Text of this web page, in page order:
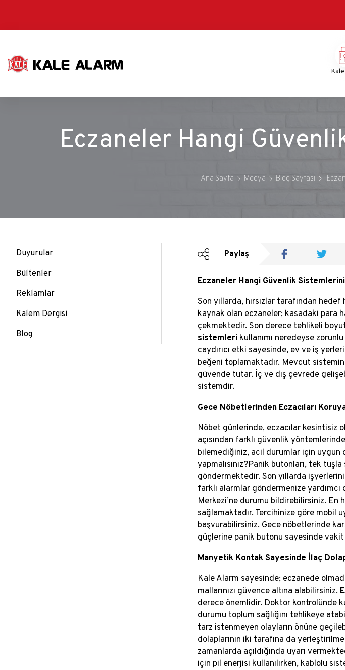
atla
Eczaneler Hangi
Ana Sayfa Medya Blog Sayfası
Duyurular
Bültenler
Reklamlar
Kalem Dergisi
Blog
Paylaş
Eczaneler Hangi Güvenlik
Son yıllarda, hırsızlar tarafından
kaynak olan eczaneler; kasadaki para
çekmektedir. Son derece tehlikeli
sistemleri kullanımı neredeyse
caydırıcı etki sayesinde, ev ve iş
beğeni toplamaktadır. Mevcut
güvende tutar. İç ve dış çevrede
sistemdir.
Gece Nöbetlerinden Eczacıları
Nöbet günlerinde, eczacılar kesintisiz
açısından farklı güvenlik
bilemediğiniz, acil durumlar için uygun
yapmalısınız?Panik butonları, tek
göndermektedir. Son yıllarda
farklı alarmlar göndermenize yardımcı
Merkezi’ne durumu bildirebilirsiniz. En
sağlamaktadır. Tercihinize göre mobil
başvurabilirsiniz. Gece nöbetlerinde
güçlerine panik butonu sayesinde
Manyetik Kontak Sayesinde İlaç
Kale Alarm sayesinde; eczanede
mallarınızı güvence altına alabilirsiniz.
derece önemlidir. Doktor kontrolünde
durumu toplum sağlığını tehlikeye
tarz istenmeyen olayların önüne
dolaplarının iki tarafına da
zamanlarda açıldığında uyarı
için pil enerjisi kullanılırken, kablolu